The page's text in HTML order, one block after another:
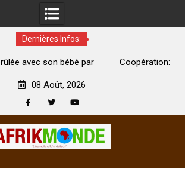
Dernières Infos:
Coopération: Le ministre Indien Kirti Vardhan
08 Août, 2026